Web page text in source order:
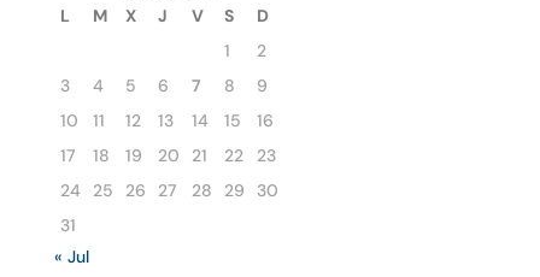
L M X J V S
D
1
2
3
4 5 6 7 8
9
10
11 12 13 14 15
16
17
18 19 20 21 22
23
24
25 26 27 28 29
30
31
« Jul